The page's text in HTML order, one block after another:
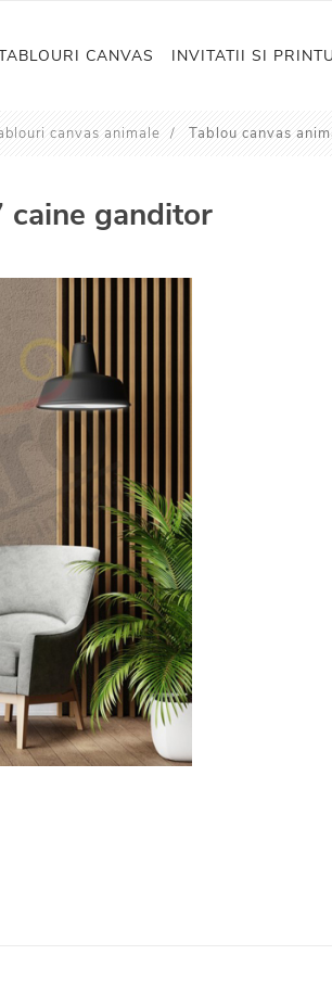
CANVAS INVITATII SI
canvas animale / Tablou canvas
caine ganditor